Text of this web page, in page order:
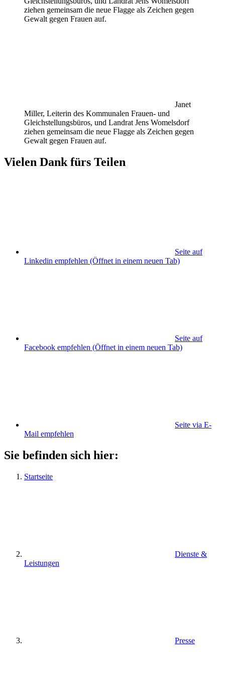
ziehen gemeinsam die neue Flagge als Zeichen gegen
Gewalt gegen Frauen auf.
Janet
Miller, Leiterin des Kommunalen Frauen- und
Gleichstellungsbüros, und Landrat Jens Womelsdorf
ziehen gemeinsam die neue Flagge als Zeichen gegen
Gewalt gegen Frauen auf.
Vielen Dank fürs Teilen
Seite auf
Linkedin empfehlen (Öffnet in einem neuen Tab)
Seite auf
Facebook empfehlen (Öffnet in einem neuen Tab)
Seite via E-
Mail empfehlen
Sie befinden sich hier:
Startseite
Dienste &
Leistungen
Presse